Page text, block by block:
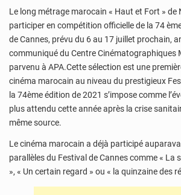
Le long métrage marocain « Haut et Fort » de
participer en compétition officielle de la 74
de Cannes, prévu du 6 au 17 juillet prochain,
communiqué du Centre Cinématographiques
parvenu à APA.Cette sélection est une
cinéma marocain au niveau du prestigieux
la 74ème édition de 2021 s’impose comme
plus attendu cette année après la crise
même source.
Le cinéma marocain a déjà participé
parallèles du Festival de Cannes comme « La
», « Un certain regard » ou « la quinzaine des